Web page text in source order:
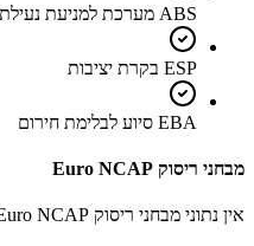
ABS מערכת למניעת נעילת גלגלים
ESP בקרת יציבות
EBA סיוע לבלימת חירום
מבחני ריסוק Euro NCAP
אין נתוני מבחני ריסוק Euro NCAP לדגם זה